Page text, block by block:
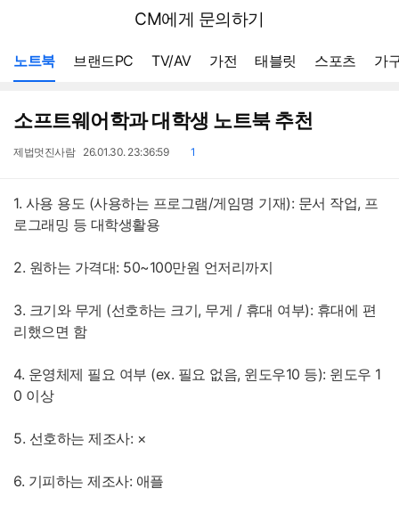
다나와
CM에게 문의하기
노트북 브랜드PC TV/AV 가전 태블릿 스포츠 가
소프트웨어학과 대학생 노트북 추천
작
제법멋진사람
작
26.01.30. 23:36:59
댓1
1. 사용 용도 (사용하는 프로그램/게임명 기재): 문서 작업, 프
로그래밍 등 대학생활용
2. 원하는 가격대: 50~100만원 언저리까지
3. 크기와 무게 (선호하는 크기, 무게 / 휴대 여부): 휴대에 편
리했으면 함
4. 운영체제 필요 여부 (ex. 필요 없음, 윈도우10 등): 윈도우 1
0 이상
5. 선호하는 제조사: ×
6. 기피하는 제조사: 애플